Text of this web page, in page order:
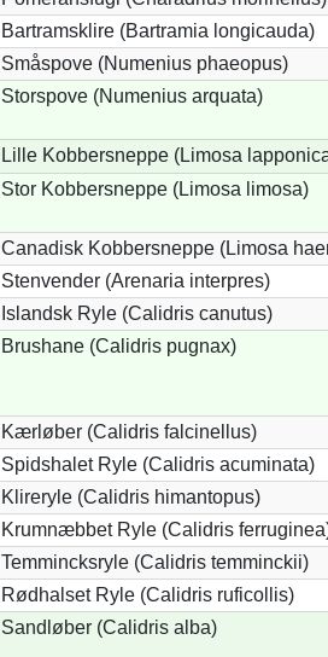
Bartramsklire (Bartramia longicauda)
Småspove (Numenius phaeopus)
Storspove (Numenius arquata)
Lille Kobbersneppe (Limosa
Stor Kobbersneppe (Limosa limosa)
Canadisk Kobbersneppe (Limosa
Stenvender (Arenaria interpres)
Islandsk Ryle (Calidris canutus)
Brushane (Calidris pugnax)
Kærløber (Calidris falcinellus)
Spidshalet Ryle (Calidris acuminata)
Klireryle (Calidris himantopus)
Krumnæbbet Ryle (Calidris
Temmincksryle (Calidris temminckii)
Rødhalset Ryle (Calidris ruficollis)
Sandløber (Calidris alba)